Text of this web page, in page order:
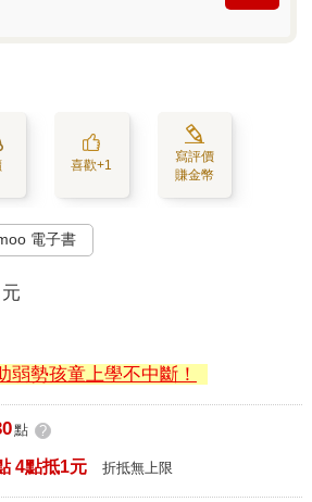
喜歡+1
寫評價
賺金幣
電子書
元
弱勢孩童上學不中斷！
點 ?
4點抵1元 折抵無上限